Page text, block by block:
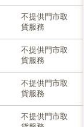
不提供門市取
貨服務
不提供門市取
貨服務
不提供門市取
貨服務
不提供門市取